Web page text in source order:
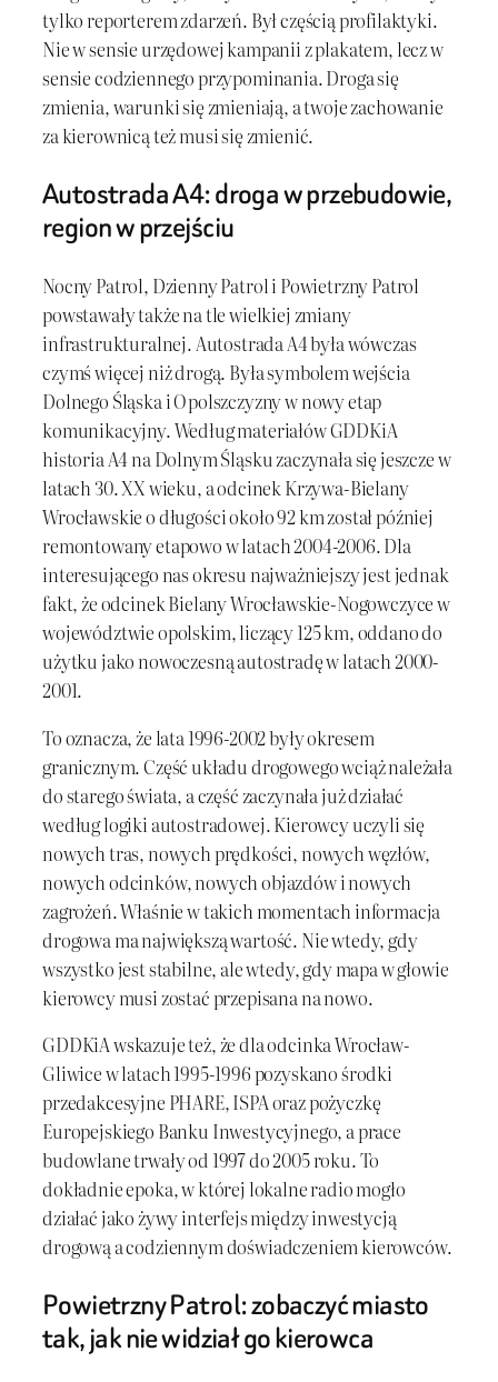
tylko reporterem zdarzeń. Był częścią profilaktyki.
Nie w sensie urzędowej kampanii z plakatem, lecz w
sensie codziennego przypominania. Droga się
zmienia, warunki się zmieniają, a twoje zachowanie
za kierownicą też musi się zmienić.
Autostrada A4: droga w przebudowie,
region w przejściu
Nocny Patrol, Dzienny Patrol i Powietrzny Patrol
powstawały także na tle wielkiej zmiany
infrastrukturalnej. Autostrada A4 była wówczas
czymś więcej niż drogą. Była symbolem wejścia
Dolnego Śląska i Opolszczyzny w nowy etap
komunikacyjny. Według materiałów GDDKiA
historia A4 na Dolnym Śląsku zaczynała się jeszcze w
latach 30. XX wieku, a odcinek Krzywa-Bielany
Wrocławskie o długości około 92 km został później
remontowany etapowo w latach 2004-2006. Dla
interesującego nas okresu najważniejszy jest jednak
fakt, że odcinek Bielany Wrocławskie-Nogowczyce w
województwie opolskim, liczący 125 km, oddano do
użytku jako nowoczesną autostradę w latach 2000-
2001.
To oznacza, że lata 1996-2002 były okresem
granicznym. Część układu drogowego wciąż należała
do starego świata, a część zaczynała już działać
według logiki autostradowej. Kierowcy uczyli się
nowych tras, nowych prędkości, nowych węzłów,
nowych odcinków, nowych objazdów i nowych
zagrożeń. Właśnie w takich momentach informacja
drogowa ma największą wartość. Nie wtedy, gdy
wszystko jest stabilne, ale wtedy, gdy mapa w głowie
kierowcy musi zostać przepisana na nowo.
GDDKiA wskazuje też, że dla odcinka Wrocław-
Gliwice w latach 1995-1996 pozyskano środki
przedakcesyjne PHARE, ISPA oraz pożyczkę
Europejskiego Banku Inwestycyjnego, a prace
budowlane trwały od 1997 do 2005 roku. To
dokładnie epoka, w której lokalne radio mogło
działać jako żywy interfejs między inwestycją
drogową a codziennym doświadczeniem kierowców.
Powietrzny Patrol: zobaczyć miasto
tak, jak nie widział go kierowca